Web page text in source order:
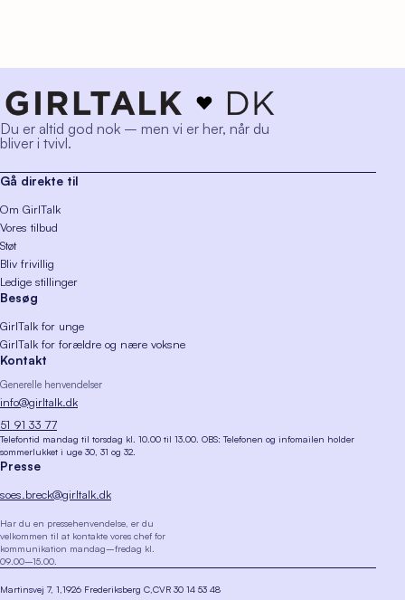
Du er altid god nok – men vi er her, når du
bliver i tvivl.
Gå direkte til
Om GirlTalk
Vores tilbud
Støt
Bliv frivillig
Ledige stillinger
Besøg
GirlTalk for unge
GirlTalk for forældre og nære voksne
Kontakt
Generelle henvendelser
info@girltalk.dk
51 91 33 77
Telefontid mandag til torsdag kl. 10.00 til 13.00. OBS: Telefonen og infomailen holder
sommerlukket i uge 30, 31 og 32.
Presse
soes.breck@girltalk.dk
Har du en pressehenvendelse, er du
velkommen til at kontakte vores chef for
kommunikation mandag–fredag kl.
09.00–15.00.
Martinsvej 7, 1 1926 Frederiksberg C CVR 30 14 53 48